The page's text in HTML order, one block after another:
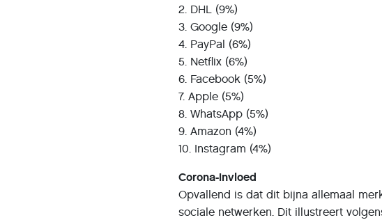
2. DHL (9%)
3. Google (9%)
4. PayPal (6%)
5. Netflix (6%)
6. Facebook (5%)
7. Apple (5%)
8. WhatsApp (5%)
9. Amazon (4%)
10. Instagram (4%)
Corona-invloed
Opvallend is dat dit bijna allemaal
sociale netwerken. Dit illustreert